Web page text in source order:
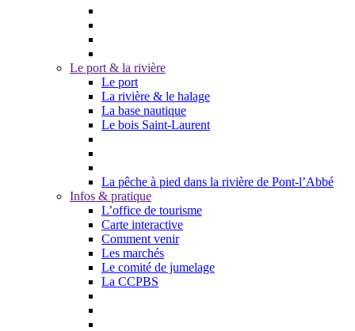
Le port & la rivière
Le port
La rivière & le halage
La base nautique
Le bois Saint-Laurent
La pêche à pied dans la rivière de Pont-l’Abbé
Infos & pratique
L’office de tourisme
Carte interactive
Comment venir
Les marchés
Le comité de jumelage
La CCPBS